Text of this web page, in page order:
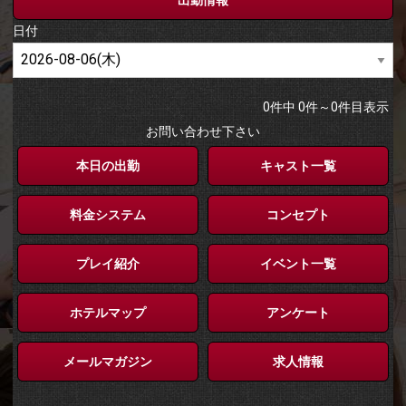
日付
0件中 0件～0件目表示
お問い合わせ下さい
本日の出勤 キャスト一覧
料金システム コンセプト
プレイ紹介 イベント一覧
ホテルマップ アンケート
メールマガジン 求人情報